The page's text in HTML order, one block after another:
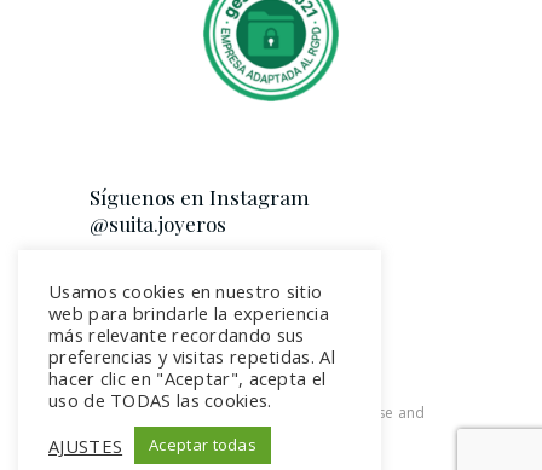
Síguenos en Instagram
@suita.joyeros
2026. All rights reserved. Terms of use and
Privacy Policy
Usamos cookies en nuestro sitio
web para brindarle la experiencia
más relevante recordando sus
preferencias y visitas repetidas. Al
hacer clic en "Aceptar", acepta el
uso de TODAS las cookies.
AJUSTES
Aceptar todas